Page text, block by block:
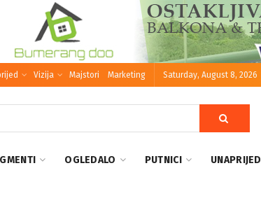
Vizija Majstori Marketing Saturday, August 8, 2026
OGLEDALO PUTNICI UNAPRIJED